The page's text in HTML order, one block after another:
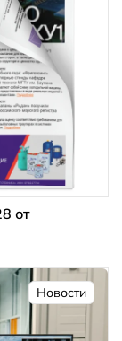
от
Новости